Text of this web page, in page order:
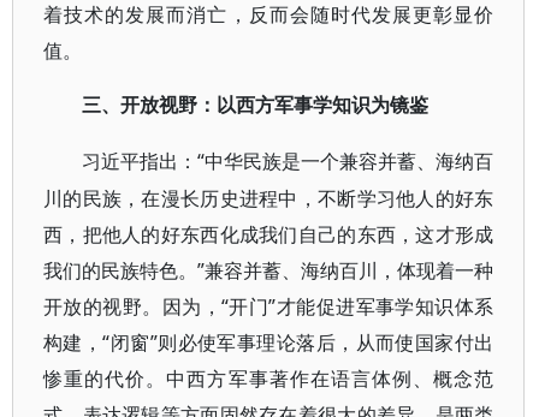
着技术的发展而消亡，反而会随时代发展更彰显价
值。
三、开放视野：以西方军事学知识为镜鉴
习近平指出：“中华民族是一个兼容并蓄、海纳百
川的民族，在漫长历史进程中，不断学习他人的好东
西，把他人的好东西化成我们自己的东西，这才形成
我们的民族特色。”兼容并蓄、海纳百川，体现着一种
开放的视野。因为，“开门”才能促进军事学知识体系
构建，“闭窗”则必使军事理论落后，从而使国家付出
惨重的代价。中西方军事著作在语言体例、概念范